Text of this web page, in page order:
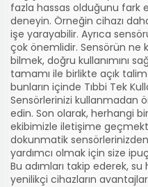
fazla hassas olduğunu fark
deneyin. Örneğin cihazı
işe yarayabilir. Ayrıca
çok önemlidir. Sensörün ne
bilmek, doğru kullanımını
tamamı ile birlikte açık
bunların içinde Tıbbi Tek
Sensörlerinizi kullanmadan
edin. Son olarak, herhangi
ekibimizle iletişime
dokunmatik
yardımcı olmak için size
Bu adımları takip ederek,
yenilikçi cihazların